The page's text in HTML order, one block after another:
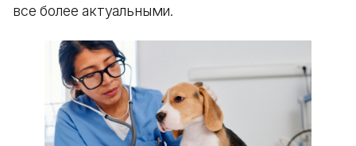
все более актуальными.